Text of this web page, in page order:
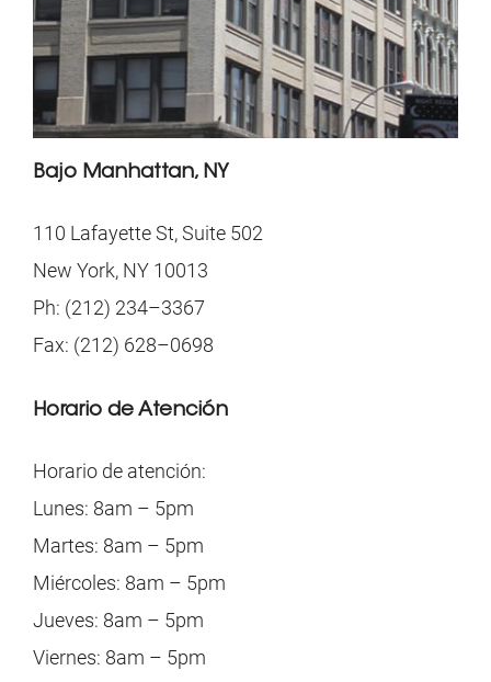
Bajo Manhattan, NY
110 Lafayette St, Suite 502
New York, NY 10013
Ph: (212) 234–3367
Fax: (212) 628–0698
Horario de Atención
Horario de atención:
Lunes: 8am – 5pm
Martes: 8am – 5pm
Miércoles: 8am – 5pm
Jueves: 8am – 5pm
Viernes: 8am – 5pm